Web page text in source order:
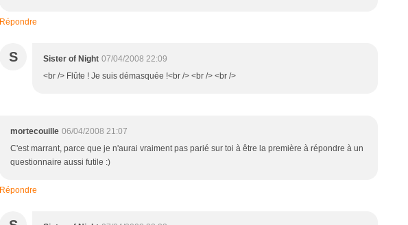
Répondre
S Sister of Night 07/04/2008 22:09
<br /> Flûte ! Je suis démasquée !<br /> <br /> <br />
mortecouille 06/04/2008 21:07
C'est marrant, parce que je n'aurai vraiment pas parié sur toi à être la première à répondre à un
questionnaire aussi futile :)
Répondre